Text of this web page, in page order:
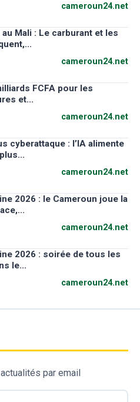
cameroun24.net
Mali : Le carburant et les
cameroun24.net
FCFA pour les
et...
cameroun24.net
cyberattaque : l’IA alimente
cameroun24.net
2026 : le Cameroun joue la
cameroun24.net
2026 : soirée de tous les
le...
cameroun24.net
par email